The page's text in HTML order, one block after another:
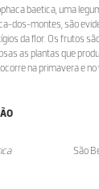
baetica, uma
dos-montes, são
da flor. Os frutos
as plantas que
ocorre na primavera e no
São